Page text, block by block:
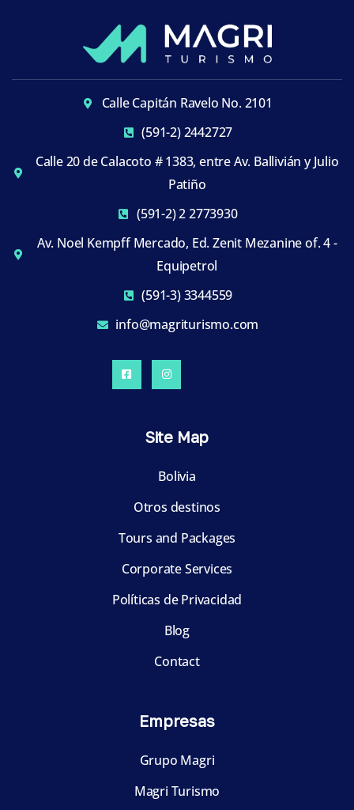
Calle Capitán Ravelo No. 2101
(591-2) 2442727
Calle 20 de Calacoto # 1383, entre Av. Ballivián y Julio
Patiño
(591-2) 2 2773930
Av. Noel Kempff Mercado, Ed. Zenit Mezanine of. 4 -
Equipetrol
(591-3) 3344559
info@magriturismo.com
Site Map
Bolivia
Otros destinos
Tours and Packages
Corporate Services
Políticas de Privacidad
Blog
Contact
Empresas
Grupo Magri
Magri Turismo